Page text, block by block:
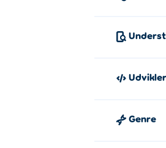
Udvikler
Genre